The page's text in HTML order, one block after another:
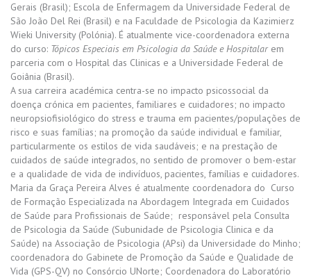
Gerais (Brasil); Escola de Enfermagem da Universidade Federal de
São João Del Rei (Brasil) e na Faculdade de Psicologia da Kazimierz
Wieki University (Polónia). É atualmente vice-coordenadora externa
do curso: Tópicos Especiais em Psicologia da Saúde e Hospitalar em
parceria com o Hospital das Clinicas e a Universidade Federal de
Goiânia (Brasil).
A sua carreira académica centra-se no impacto psicossocial da
doença crónica em pacientes, familiares e cuidadores; no impacto
neuropsiofisiológico do stress e trauma em pacientes/populações de
risco e suas famílias; na promoção da saúde individual e familiar,
particularmente os estilos de vida saudáveis; e na prestação de
cuidados de saúde integrados, no sentido de promover o bem-estar
e a qualidade de vida de indivíduos, pacientes, famílias e cuidadores.
Maria da Graça Pereira Alves é atualmente coordenadora do Curso
de Formação Especializada na Abordagem Integrada em Cuidados
de Saúde para Profissionais de Saúde; responsável pela Consulta
de Psicologia da Saúde (Subunidade de Psicologia Clinica e da
Saúde) na Associação de Psicologia (APsi) da Universidade do Minho;
coordenadora do Gabinete de Promoção da Saúde e Qualidade de
Vida (GPS-QV) no Consórcio UNorte; Coordenadora do Laboratório